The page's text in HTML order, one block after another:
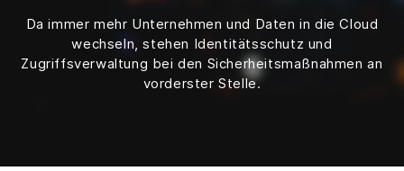
Da immer mehr Unternehmen und Daten in die Cloud
wechseln, stehen Identitätsschutz und
Zugriffsverwaltung bei den Sicherheitsmaßnahmen an
vorderster Stelle.